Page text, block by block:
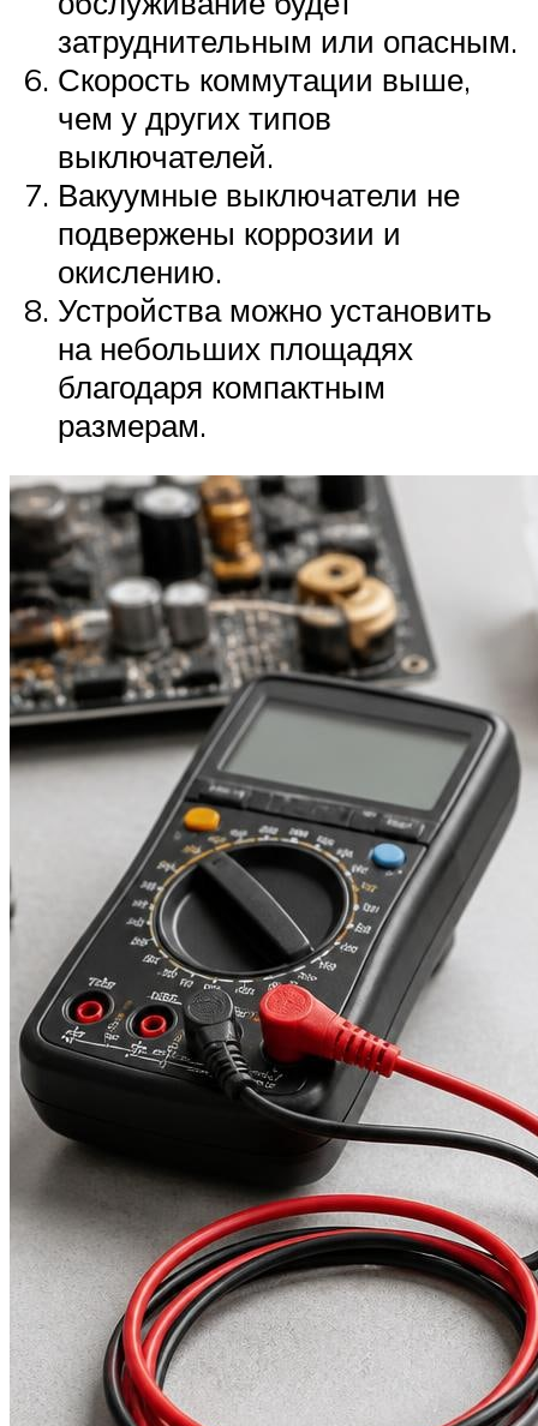
затруднительным или опасным.
Скорость коммутации выше,
чем у других типов
выключателей.
Вакуумные выключатели не
подвержены коррозии и
окислению.
Устройства можно установить
на небольших площадях
благодаря компактным
размерам.